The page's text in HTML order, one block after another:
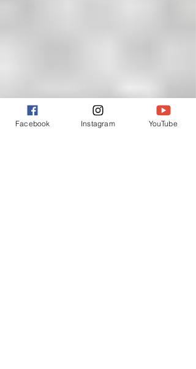
Facebook Instagram YouTube